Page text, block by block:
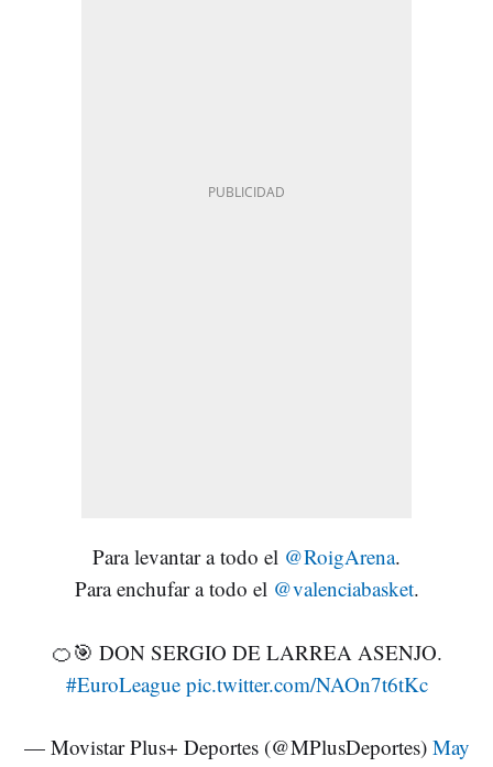
Para levantar a todo el @RoigArena.
Para enchufar a todo el @valenciabasket.
🍊🎯 DON SERGIO DE LARREA ASENJO.
#EuroLeague pic.twitter.com/NAOn7t6tKc
— Movistar Plus+ Deportes (@MPlusDeportes) May